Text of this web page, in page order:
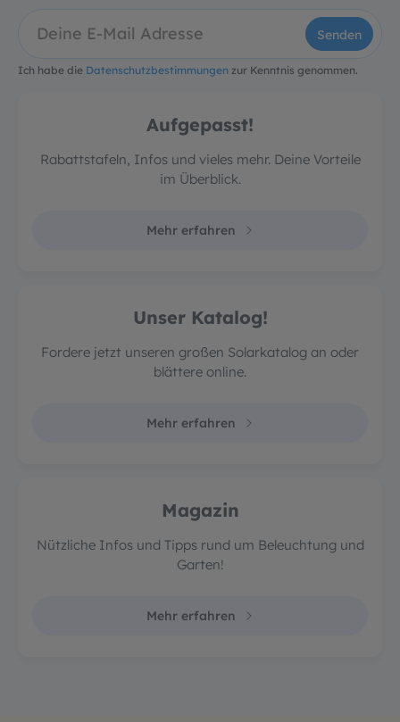
Senden
Ich habe die Datenschutzbestimmungen zur Kenntnis genommen.
Aufgepasst!
Rabattstafeln, Infos und vieles mehr. Deine Vorteile
im Überblick.
Mehr erfahren
Unser Katalog!
Fordere jetzt unseren großen Solarkatalog an oder
blättere online.
Mehr erfahren
Magazin
Nützliche Infos und Tipps rund um Beleuchtung und
Garten!
Mehr erfahren